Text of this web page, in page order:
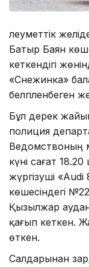
Әлеуметтік
Батыр Баян
кеткендігі
«Снежинка»
белгіленбеген
Бұл дерек
полиция
Ведомствоның
күні сағат
жүргізуші
көшесіндегі
Қызылжар
қағып кеткен.
өткен.
Салдарынан